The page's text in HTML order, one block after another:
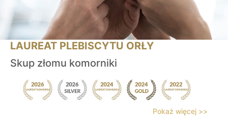
LAUREAT PLEBISCYTU ORŁY
Skup złomu komorniki
Pokaż więcej >>